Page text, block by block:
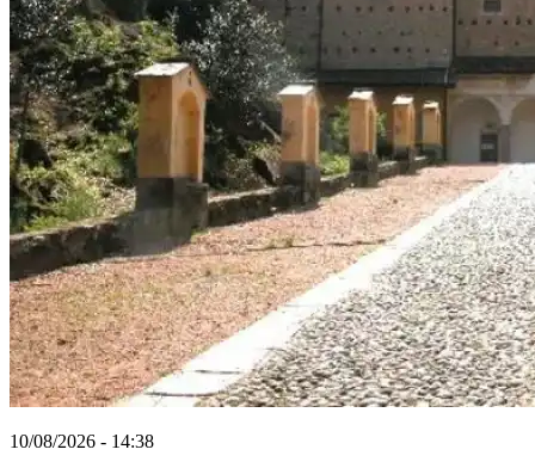
10/08/2026 - 14:38